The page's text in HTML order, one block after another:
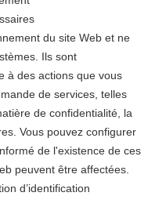
du site Web et ne
Ils sont
à des actions que vous
de services, telles
de confidentialité, la
Vous pouvez configurer
de l'existence de ces
peuvent être affectées.
d’identification